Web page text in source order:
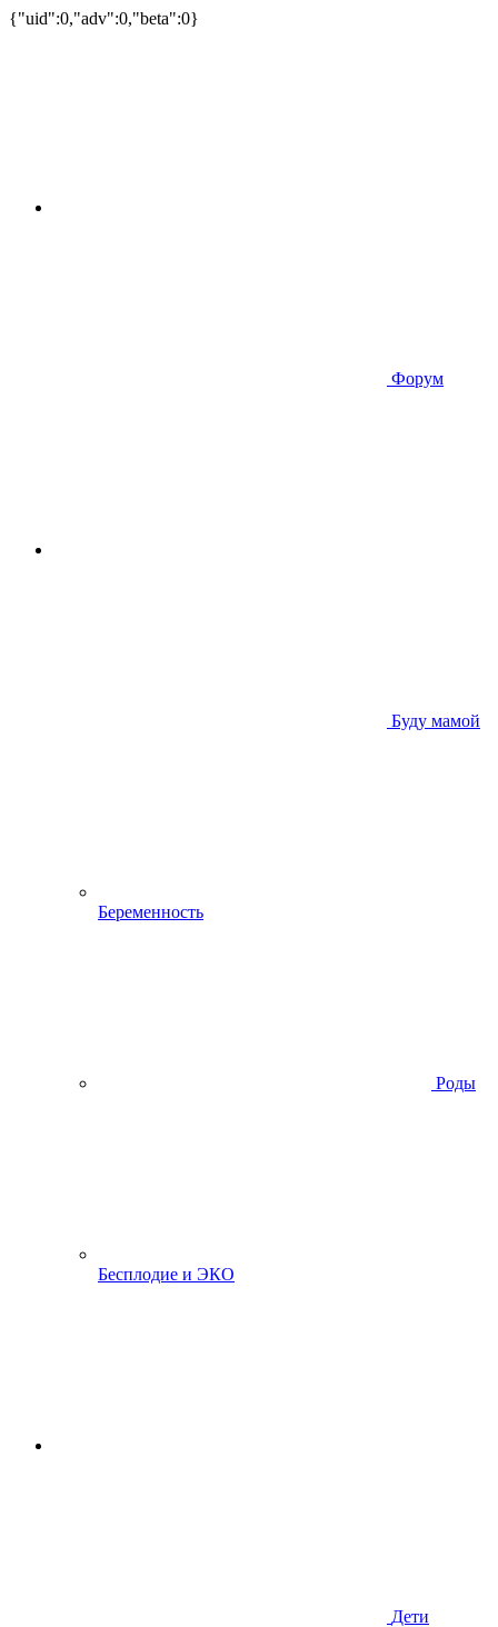
{"uid":0,"adv":0,"beta":0}
Форум
Буду мамой
Беременность
Роды
Бесплодие и ЭКО
Дети